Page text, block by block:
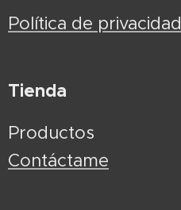
Política de privacidad
Tienda
Productos
Contáctame